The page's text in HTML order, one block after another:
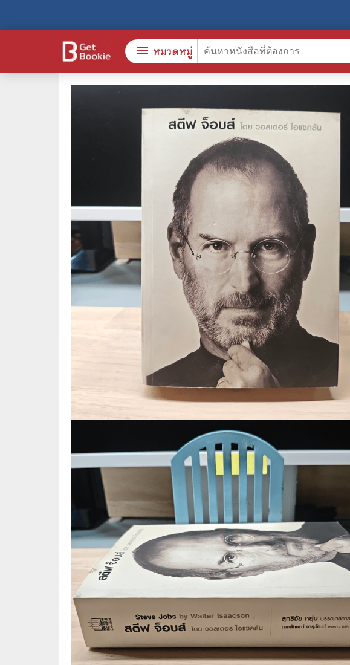
menu หมวดหมู่
สินค้าใช้เฉพาะแต้มเท่านั้น
📚 หนังสือทั่วไป
😁 จิตวิทยา พัฒนาตนเอง
👔 ธุรกิจ เศรษฐศาสตร์
📜 ประวัติศาสตร์
👤 ประวัติบุคคล ประสบการณ์ชีวิต
🌠 โหราศาสตร์ การทำนาย
☸️ ธรรมะ ศาสนา ปรัชญา
🏙️ การเมือง สังคมศาสตร์
🪦 งานศพ อนุสรณ์ต่างๆ
🧳 ท่องเที่ยว ประสบการณ์ท่องเที่ยว
💃 งานอดิเรก อาชีพ
🌎 สารคดี ความรู้รอบตัว
💎 เพชร พลอย อัญมณี
🛸 วิทยาศาสตร์ คณิตศาสตร์
🌾 พืช สัตว์
🥘 อาหาร สุขภาพ ความงาม
👪 ครอบครัว การเลี้ยงลูก
🏡 บ้านและสวน
🎓 การศึกษา
⚖️ กฎหมาย
💬 ภาษาศาสตร์
💉 การแพทย์
👮‍♀️ คู่มือเตรียมสอบราชการ
🏫 หนังสือเรียน
👩‍🏫 แนะแนวการศึกษา
การศึกษาและการสอน
😼 หนังสือการ์ตูน
📚 การ์ตูนชุด
📗 การ์ตูนเล่มเดียวจบ
👨‍❤️‍👨 การ์ตูนวาย การ์ตูนยูริ
🕰️ การ์ตูนยุคเก่า
❤️ รัก โรแมนติก
🎭 ดราม่า ชีวิต เรื่องจริง
💀 ผี สยองขวัญ ระทึกขวัญ
🐾 เกี่ยวกับสัตว์
🎻 การ์ตูนดนตรี
🍳 การ์ตูนทำอาหาร
🕵️‍♀️ สืบสวน สอบสวน
⚔️ ต่อสู้ แอ๊คชั่น